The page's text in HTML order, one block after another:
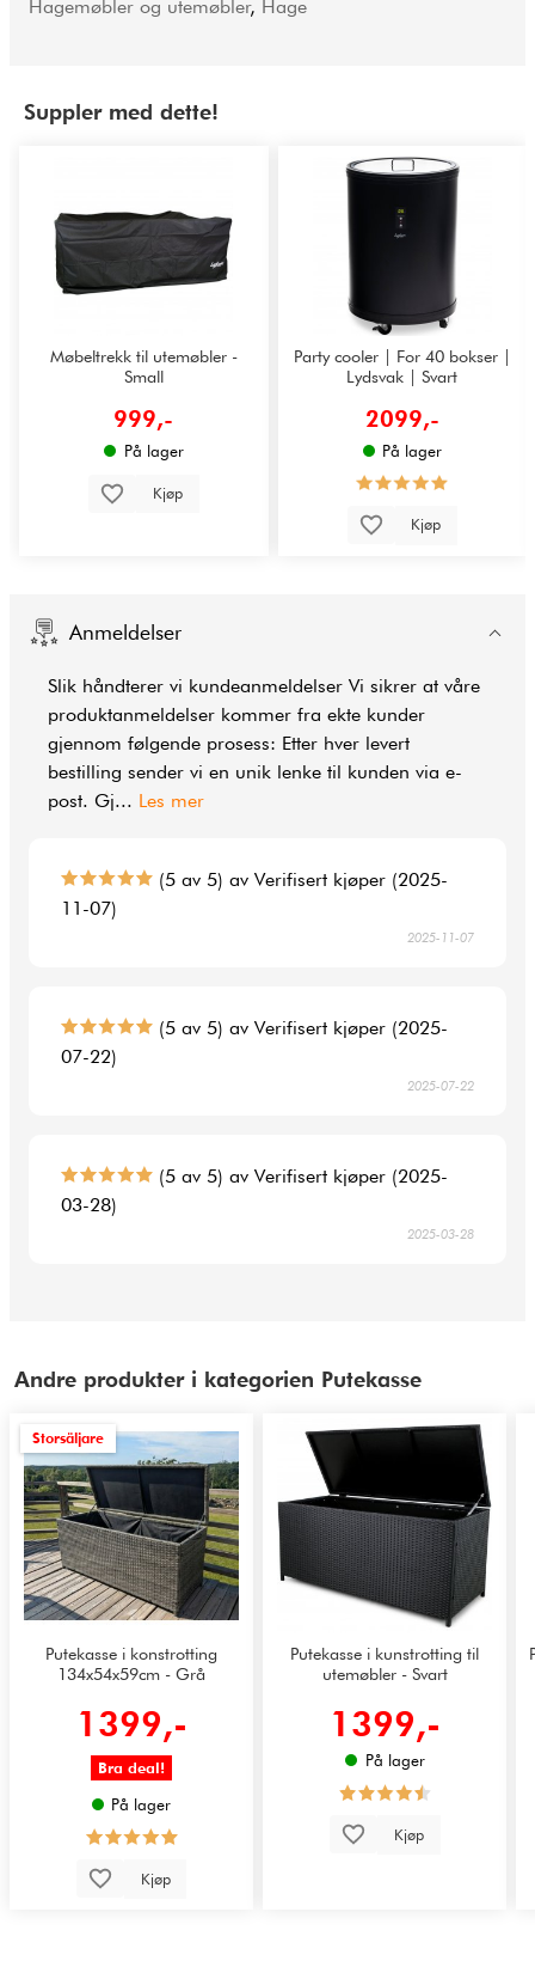
Hagemøbler og utemøbler, Hage
Suppler med dette!
Møbeltrekk til utemøbler -
Small
999,-
På lager
Kjøp
Party cooler | For 40 bokser |
Lydsvak | Svart
2099,-
På lager
Kjøp
Anmeldelser
Slik håndterer vi kundeanmeldelser Vi sikrer at våre
produktanmeldelser kommer fra ekte kunder
gjennom følgende prosess: Etter hver levert
bestilling sender vi en unik lenke til kunden via e-
post. Gj... Les mer
(5 av 5) av Verifisert kjøper (2025-
11-07)
2025-11-07
(5 av 5) av Verifisert kjøper (2025-
07-22)
2025-07-22
(5 av 5) av Verifisert kjøper (2025-
03-28)
2025-03-28
Andre produkter i kategorien Putekasse
Storsäljare
Putekasse i konstrotting
134x54x59cm - Grå
1399,-
Bra deal!
På lager
Kjøp
Putekasse i kunstrotting til
utemøbler - Svart
1399,-
På lager
Kjøp